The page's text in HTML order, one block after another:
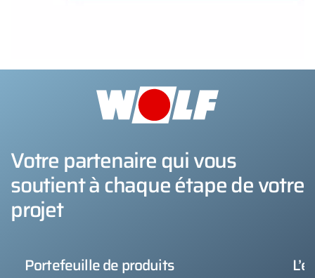
Votre partenaire qui vous
soutient à chaque étape de votre
projet
Portefeuille de produits